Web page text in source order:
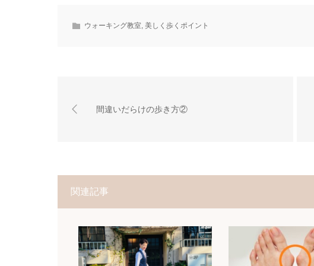
ウォーキング教室, 美しく歩くポイント
間違いだらけの歩き方②
関連記事